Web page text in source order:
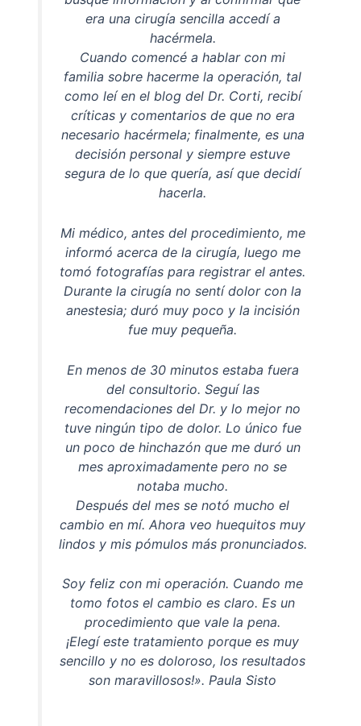
era una cirugía sencilla accedí a
hacérmela.
Cuando comencé a hablar con mi
familia sobre hacerme la operación, tal
como leí en el blog del Dr. Corti, recibí
críticas y comentarios de que no era
necesario hacérmela; finalmente, es una
decisión personal y siempre estuve
segura de lo que quería, así que decidí
hacerla.
Mi médico, antes del procedimiento, me
informó acerca de la cirugía, luego me
tomó fotografías para registrar el antes.
Durante la cirugía no sentí dolor con la
anestesia; duró muy poco y la incisión
fue muy pequeña.
En menos de 30 minutos estaba fuera
del consultorio. Seguí las
recomendaciones del Dr. y lo mejor no
tuve ningún tipo de dolor. Lo único fue
un poco de hinchazón que me duró un
mes aproximadamente pero no se
notaba mucho.
Después del mes se notó mucho el
cambio en mí. Ahora veo huequitos muy
lindos y mis pómulos más pronunciados.
Soy feliz con mi operación. Cuando me
tomo fotos el cambio es claro. Es un
procedimiento que vale la pena.
¡Elegí este tratamiento porque es muy
sencillo y no es doloroso, los resultados
son maravillosos!». Paula Sisto